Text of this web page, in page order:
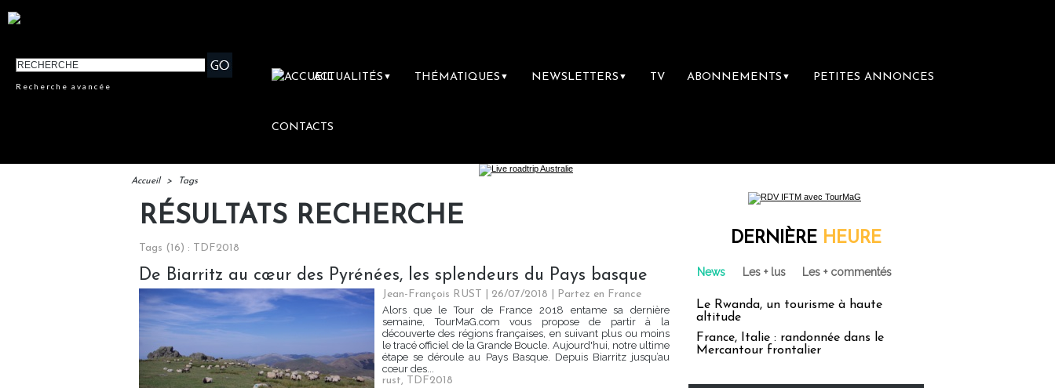
Recherche avancée
ACTUALITÉS ▼ THÉMATIQUES ▼ NEWSLETTERS ▼ TV ABONNEMENTS ▼ PETITES ANNONCES
CONTACTS
Accueil > Tags
RÉSULTATS RECHERCHE
Tags (16) : TDF2018
De Biarritz au cœur des Pyrénées, les splendeurs du Pays basque
Jean-François RUST | 26/07/2018
Partez en France
Alors que le Tour de France 2018 entame sa dernière
semaine, TourMaG.com vous propose de partir à la
découverte des régions françaises, en suivant plus ou moins
le tracé officiel de la Grande Boucle. Aujourd'hui, notre ultime
étape se déroule au Pays Basque. Depuis Biarritz jusqu’au
cœur des...
rust, TDF2018
DERNIÈRE HEURE
News Les + lus Les + commentés
Le Rwanda, un tourisme à haute
altitude
France, Italie : randonnée dans le
Mercantour frontalier